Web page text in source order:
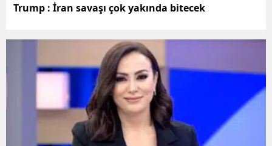
Kırklareli
Kırşehir
Kocaeli
Trump : İran savaşı çok yakında bitecek